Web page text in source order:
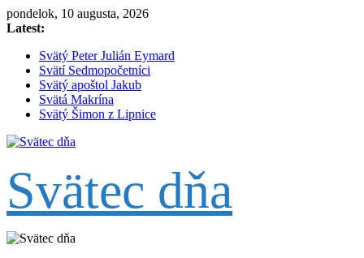
Skip
to
pondelok, 10 augusta, 2026
Latest:
Svätý Peter Julián Eymard
Svätí Sedmopočetníci
Svätý apoštol Jakub
Svätá Makrína
Svätý Šimon z Lipnice
Svätec dňa